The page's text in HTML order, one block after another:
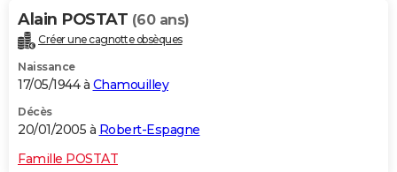
Alain POSTAT (60 ans)
Créer une cagnotte obsèques
Naissance
17/05/1944 à Chamouilley
Décès
20/01/2005 à Robert-Espagne
Famille POSTAT